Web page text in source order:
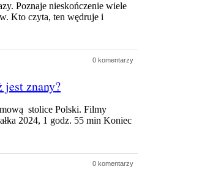
Poznaje nieskończenie wiele
Kto czyta, ten wędruje i
0 komentarzy
znany?
stolice Polski. Filmy
2024, 1 godz. 55 min Koniec
0 komentarzy